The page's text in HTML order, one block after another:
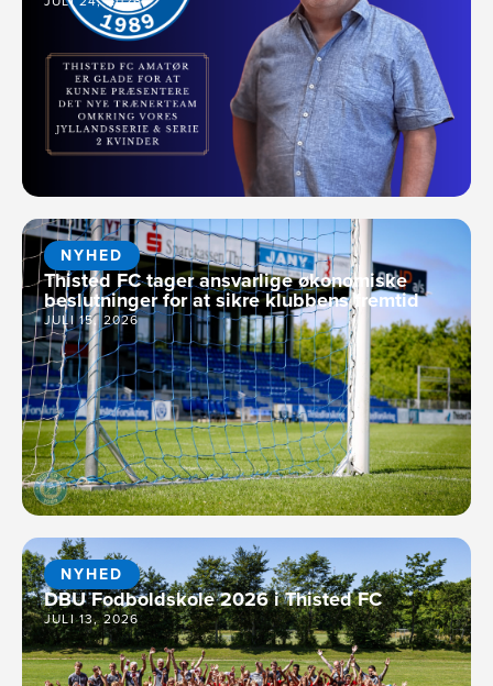
NYHED
Thisted FC tager ansvarlige økonomiske
beslutninger for at sikre klubbens fremtid
JULI 15, 2026
NYHED
DBU Fodboldskole 2026 i Thisted FC
JULI 13, 2026